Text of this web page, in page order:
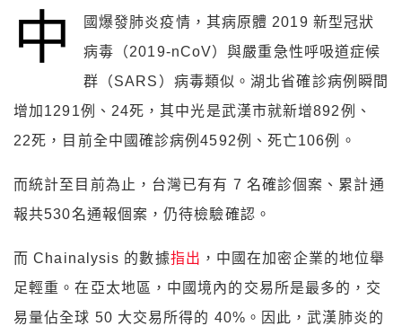
中
國爆發肺炎疫情，其病原體 2019 新型冠狀
病毒（2019-nCoV）與嚴重急性呼吸道症候
群（SARS）病毒類似。湖北省確診病例瞬間
增加1291例、24死，其中光是武漢市就新增892例、
22死，目前全中國確診病例4592例、死亡106例。
而統計至目前為止，台灣已有有 7 名確診個案、累計通
報共530名通報個案，仍待檢驗確認。
而 Chainalysis 的數據指出 ，中國在加密企業的地位舉
足輕重。在亞太地區，中國境內的交易所是最多的，交
易量佔全球 50 大交易所得的 40%。因此，武漢肺炎的